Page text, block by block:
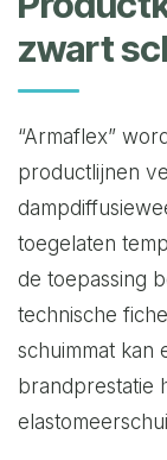
zwart
“Armaflex”
productlijnen
toegelaten
de toepassing
technische
schuimmat kan
brandprestatie